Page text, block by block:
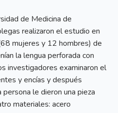
de Medicina de
realizaron el estudio en
mujeres y 12 hombres) de
la lengua perforada con
investigadores examinaron el
y encías y después
le dieron una pieza
materiales: acero